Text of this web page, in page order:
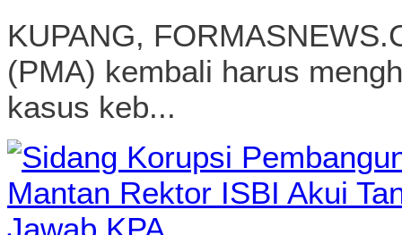
KUPANG,
(PMA) kembali harus
kasus keb...